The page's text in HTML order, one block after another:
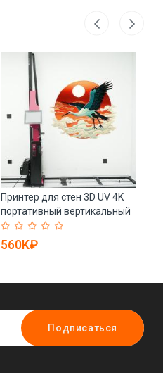
Принтер для стен 3D UV 4K
портативный вертикальный
(арт. 25-19081928)
560K₽
Подписаться